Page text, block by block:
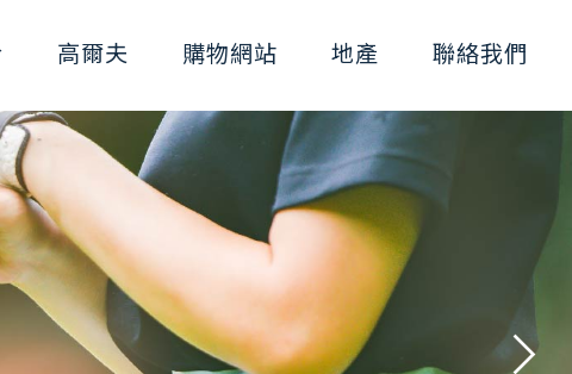
高爾夫 購物網站 地產 聯絡我們